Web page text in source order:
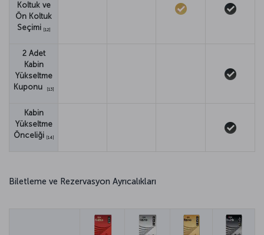
Koltuk ve
Ön Koltuk
Seçimi [12]
2 Adet
Kabin
Yükseltme
Kuponu
[13]
Kabin
Yükseltme
Önceliği [14]
Biletleme ve Rezervasyon Ayrıcalıkları